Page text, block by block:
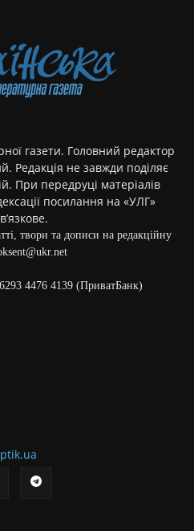
газети. Головний редактор
Редакція не завжди поділяє
При передруці матеріалів
посилання на «УЛГ»
твори та дописи на редакційну
4476 4139 (ПриватБанк)